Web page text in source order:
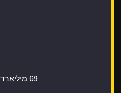
69 מיליארד דולר